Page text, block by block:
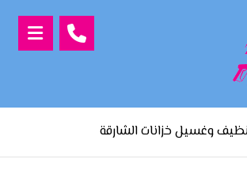
وغسيل خزانات الشارقة